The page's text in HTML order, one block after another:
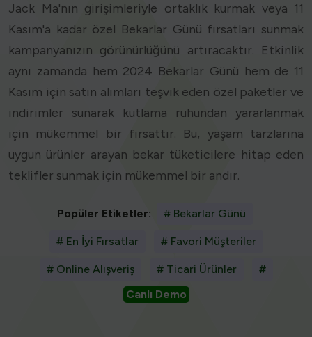
Jack Ma'nın girişimleriyle ortaklık kurmak veya 11
Kasım'a kadar özel Bekarlar Günü fırsatları sunmak
kampanyanızın görünürlüğünü artıracaktır. Etkinlik
aynı zamanda hem 2024 Bekarlar Günü hem de 11
Kasım için satın alımları teşvik eden özel paketler ve
indirimler sunarak kutlama ruhundan yararlanmak
için mükemmel bir fırsattır. Bu, yaşam tarzlarına
uygun ürünler arayan bekar tüketicilere hitap eden
teklifler sunmak için mükemmel bir andır.
Popüler Etiketler: # Bekarlar Günü
# En İyi Fırsatlar # Favori Müşteriler
# Online Alışveriş # Ticari Ürünler
#
Canlı Demo